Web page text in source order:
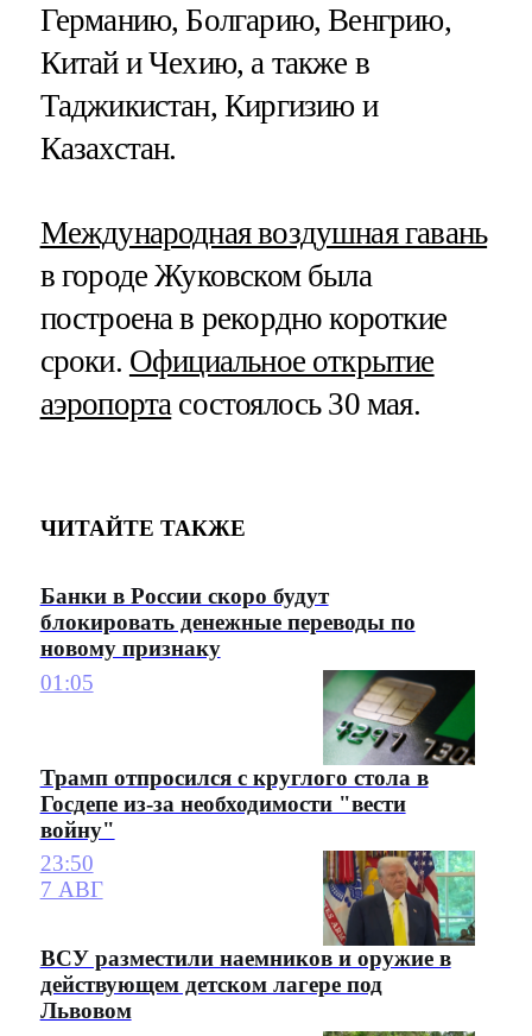
Германию, Болгарию, Венгрию,
Китай и Чехию, а также в
Таджикистан, Киргизию и
Казахстан.
Международная воздушная гавань
в городе Жуковском была
построена в рекордно короткие
сроки. Официальное открытие
аэропорта состоялось 30 мая.
ЧИТАЙТЕ ТАКЖЕ
Банки в России скоро будут
блокировать денежные переводы по
новому признаку
01:05
Трамп отпросился с круглого стола в
Госдепе из-за необходимости "вести
войну"
23:50
7 АВГ
ВСУ разместили наемников и оружие в
действующем детском лагере под
Львовом